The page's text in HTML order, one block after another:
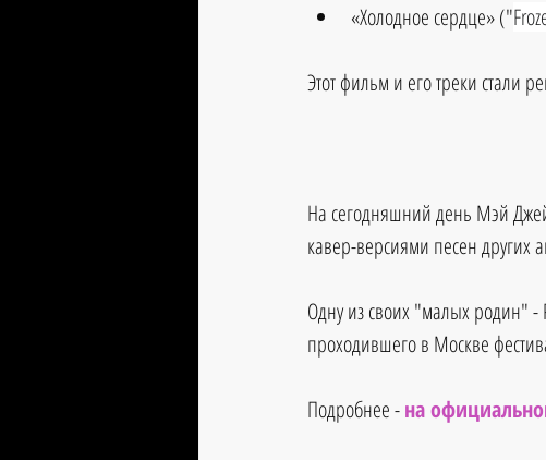
«Холодное сердце» ("
Этот фильм и его треки стали
На сегодняшний день Мэй
кавер-версиями песен других
Одну из своих "малых родин" -
проходившего в Москве
Подробнее - на